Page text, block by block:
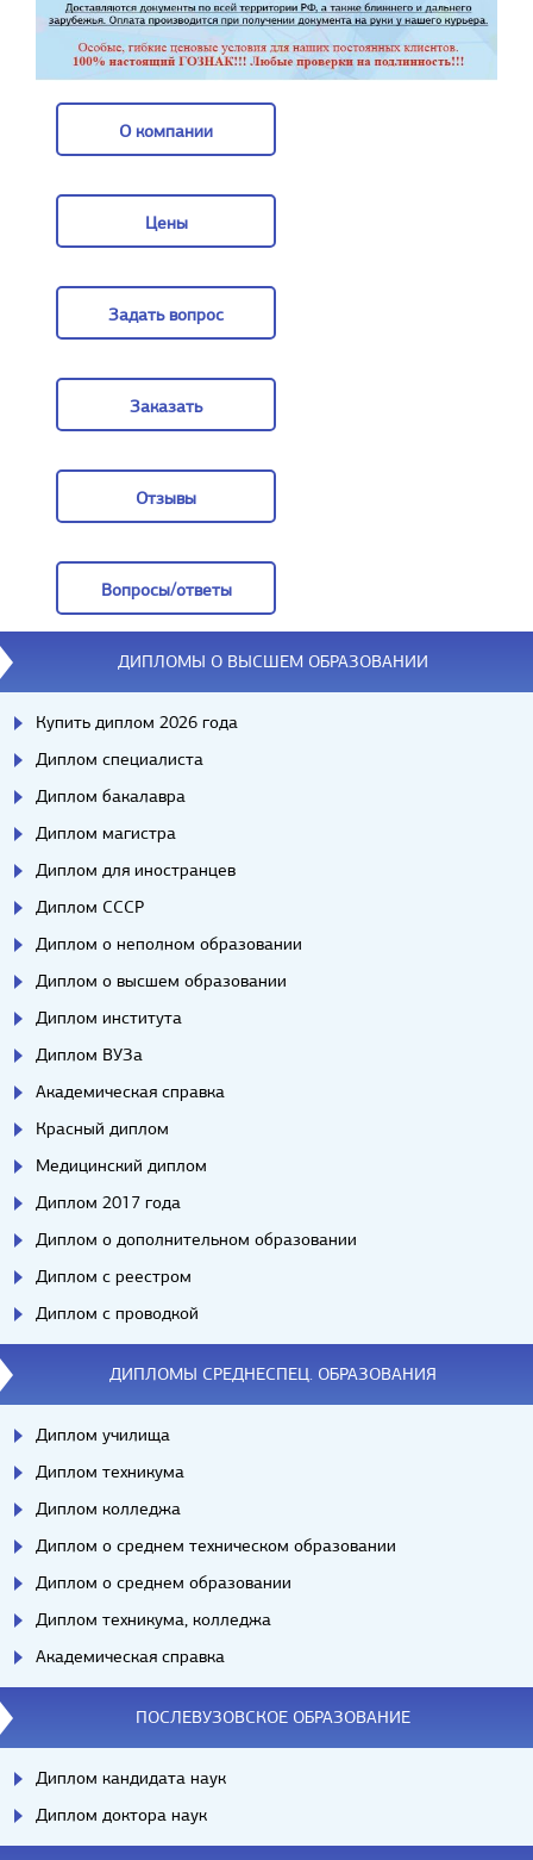
О компании
Цены
Задать вопрос
Заказать
Отзывы
Вопросы/ответы
Вопросы/ответы
ДИПЛОМЫ О ВЫСШЕМ ОБРАЗОВАНИИ
Купить диплом 2026 года
Диплом специалиста
Диплом бакалавра
Диплом магистра
Диплом для иностранцев
Диплом СССР
Диплом о неполном образовании
Диплом о высшем образовании
Диплом института
Диплом ВУЗа
Академическая справка
Красный диплом
Медицинский диплом
Диплом 2017 года
Диплом о дополнительном образовании
Диплом с реестром
Диплом с проводкой
ДИПЛОМЫ СРЕДНЕСПЕЦ. ОБРАЗОВАНИЯ
Диплом училища
Диплом техникума
Диплом колледжа
Диплом о среднем техническом образовании
Диплом о среднем образовании
Диплом техникума, колледжа
Академическая справка
ПОСЛЕВУЗОВСКОЕ ОБРАЗОВАНИЕ
Диплом кандидата наук
Диплом доктора наук